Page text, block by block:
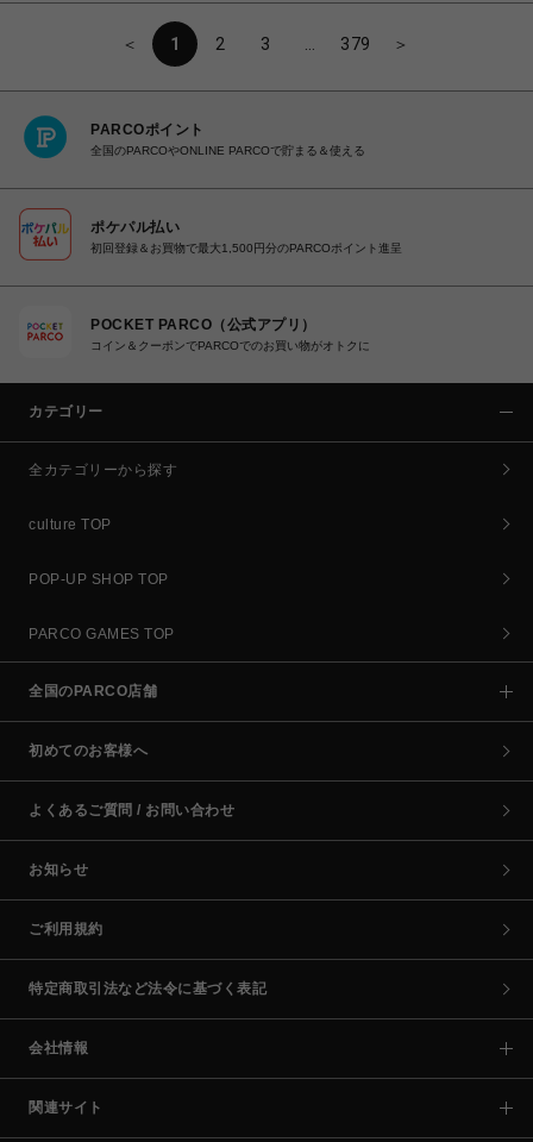
＜ 1 2 3 379 ＞
PARCOポイント
全国のPARCOやONLINE PARCOで貯まる＆使える
ポケパル払い
初回登録＆お買物で最大1,500円分のPARCOポイント進呈
POCKET PARCO（公式アプリ）
コイン＆クーポンでPARCOでのお買い物がオトクに
カテゴリー
全カテゴリーから探す
culture TOP
POP-UP SHOP TOP
PARCO GAMES TOP
全国のPARCO店舗
初めてのお客様へ
よくあるご質問 / お問い合わせ
お知らせ
ご利用規約
特定商取引法など法令に基づく表記
会社情報
関連サイト